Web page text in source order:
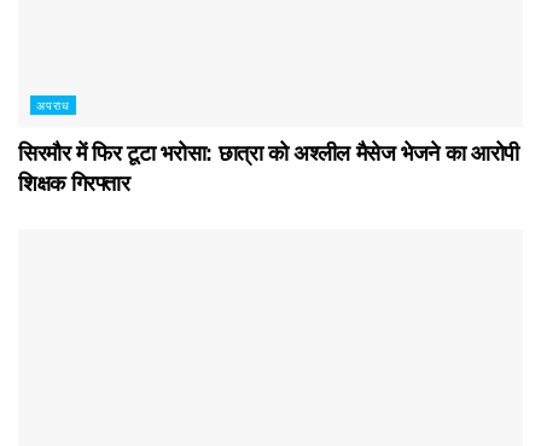
अपराध
सिरमौर में फिर टूटा भरोसा: छात्रा को अश्लील मैसेज भेजने का आरोपी
शिक्षक गिरफ्तार